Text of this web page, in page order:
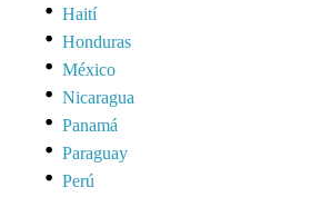
Haití
Honduras
México
Nicaragua
Panamá
Paraguay
Perú